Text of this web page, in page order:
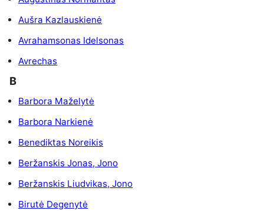
Aušra Kazlauskienė
Avrahamsonas Idelsonas
Avrechas
B
Barbora Maželytė
Barbora Narkienė
Benediktas Noreikis
Beržanskis Jonas, Jono
Beržanskis Liudvikas, Jono
Birutė Degenytė